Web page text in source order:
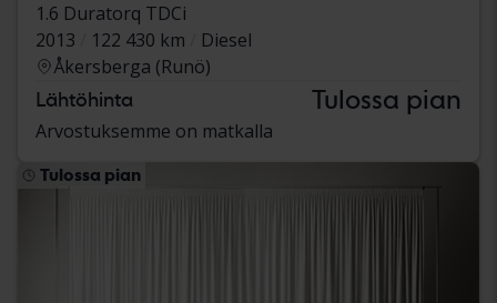
1.6 Duratorq TDCi
2013
122 430 km
Diesel
Åkersberga (Runö)
Lähtöhinta Tulossa pian
Arvostuksemme on matkalla
Tulossa pian